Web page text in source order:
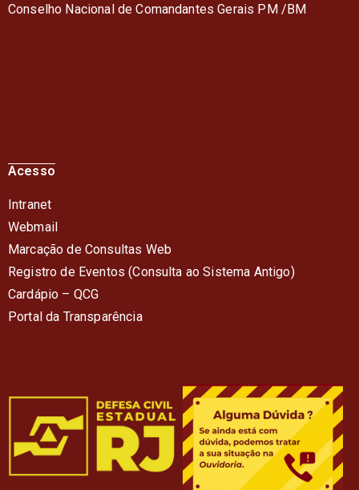
Conselho Nacional de Comandantes Gerais PM /BM
Acesso
Intranet
Webmail
Marcação de Consultas Web
Registro de Eventos (Consulta ao Sistema Antigo)
Cardápio – QCG
Portal da Transparência